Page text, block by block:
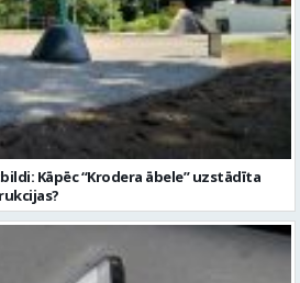
Kāpēc “Krodera ābele” uzstādīta